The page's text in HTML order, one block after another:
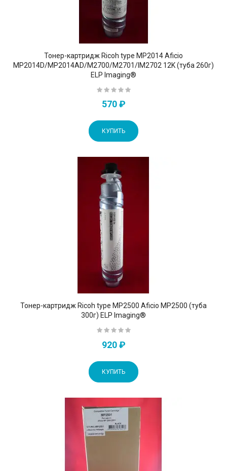
Тонер-картридж Ricoh type MP2014 Aficio
MP2014D/MP2014AD/M2700/M2701/IM2702 12K (туба 260г)
ELP Imaging®
570 ₽
КУПИТЬ
Тонер-картридж Ricoh type MP2500 Aficio MP2500 (туба
300г) ELP Imaging®
920 ₽
КУПИТЬ